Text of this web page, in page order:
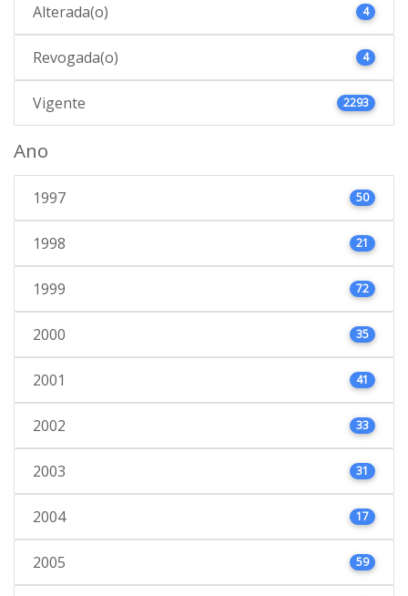
Alterada(o) 4
Revogada(o) 4
Vigente 2293
Ano
1997 50
1998 21
1999 72
2000 35
2001 41
2002 33
2003 31
2004 17
2005 59